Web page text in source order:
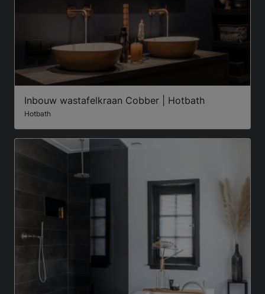
Inbouw wastafelkraan Cobber | Hotbath
Hotbath